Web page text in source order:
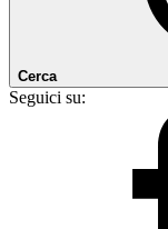
Cerca
Seguici su: